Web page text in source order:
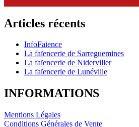
Articles récents
InfoFaience
La faïencerie de Sarreguemines
La faïencerie de Niderviller
La faïencerie de Lunéville
INFORMATIONS
Mentions Légales
Conditions Générales de Vente